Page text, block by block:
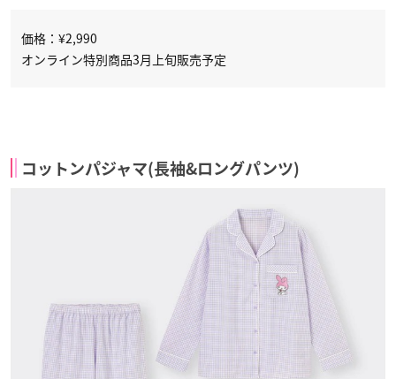
価格：¥2,990
オンライン特別商品3月上旬販売予定
コットンパジャマ(長袖&ロングパンツ)